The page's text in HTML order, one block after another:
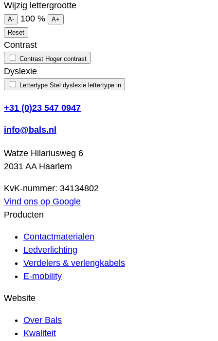
Wijzig lettergrootte
A- 100 %
A+
Reset
Contrast
Contrast Hoger contrast
Dyslexie
Lettertype Stel dyslexie lettertype in
+31 (0)23 547 0947
info@bals.nl
Watze Hilariusweg 6
2031 AA Haarlem
KvK-nummer: 34134802
Vind ons op Google
Producten
Contactmaterialen
Ledverlichting
Verdelers & verlengkabels
E-mobility
Website
Over Bals
Kwaliteit